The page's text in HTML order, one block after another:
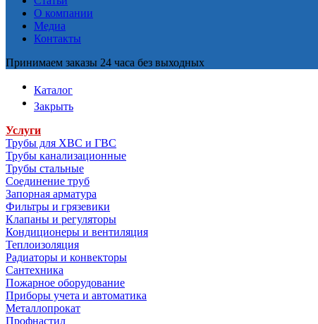
О компании
Медиа
Контакты
Принимаем заказы 24 часа без выходных
Каталог
Закрыть
Услуги
Трубы для ХВС и ГВС
Трубы канализационные
Трубы стальные
Соединение труб
Запорная арматура
Фильтры и грязевики
Клапаны и регуляторы
Кондиционеры и вентиляция
Теплоизоляция
Радиаторы и конвекторы
Сантехника
Пожарное оборудование
Приборы учета и автоматика
Металлопрокат
Профнастил